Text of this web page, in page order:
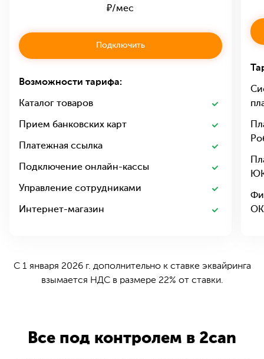
₽/мес
Подключить
Возможности тарифа:
Каталог товаров
Прием банковских карт
Платежная ссылка
Подключение онлайн-кассы
Управление сотрудниками
Интернет-магазин
С 1 января 2026 г. дополнительно к ставке эквайринга
взымается НДС в размере 22% от ставки.
Все под контролем в 2can